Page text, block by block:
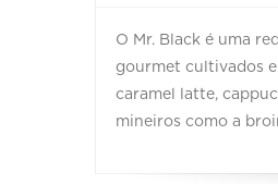
O Mr. Black é uma
gourmet cultivados
caramel latte,
mineiros como a